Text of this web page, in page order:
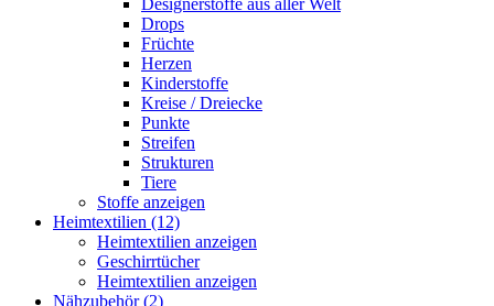
Designerstoffe aus aller Welt
Drops
Früchte
Herzen
Kinderstoffe
Kreise / Dreiecke
Punkte
Streifen
Strukturen
Tiere
Stoffe anzeigen
Heimtextilien (12)
Heimtextilien anzeigen
Geschirrtücher
Heimtextilien anzeigen
Nähzubehör (2)